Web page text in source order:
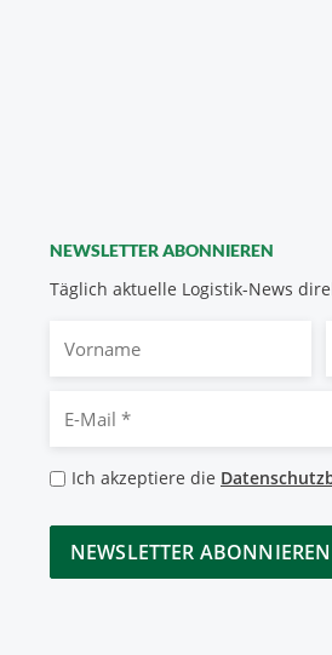
NEWSLETTER ABONNIEREN
Täglich aktuelle Logistik-News
Mail
Datenschutzbestimmungen
Ich akzeptiere die
CAPTCHA